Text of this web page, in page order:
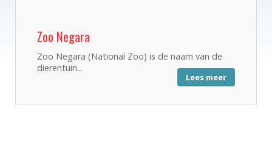
Zoo Negara
Zoo Negara (National Zoo) is de naam van de
dierentuin...
Lees meer